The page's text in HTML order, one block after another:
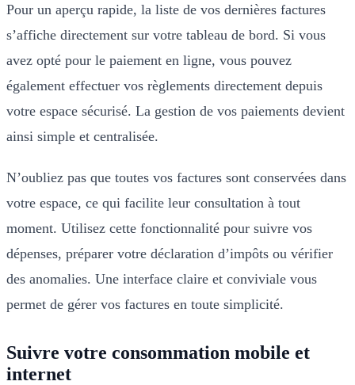
Pour un aperçu rapide, la liste de vos dernières factures
s’affiche directement sur votre tableau de bord. Si vous
avez opté pour le paiement en ligne, vous pouvez
également effectuer vos règlements directement depuis
votre espace sécurisé. La gestion de vos paiements devient
ainsi simple et centralisée.
N’oubliez pas que toutes vos factures sont conservées dans
votre espace, ce qui facilite leur consultation à tout
moment. Utilisez cette fonctionnalité pour suivre vos
dépenses, préparer votre déclaration d’impôts ou vérifier
des anomalies. Une interface claire et conviviale vous
permet de gérer vos factures en toute simplicité.
Suivre votre consommation mobile et
internet